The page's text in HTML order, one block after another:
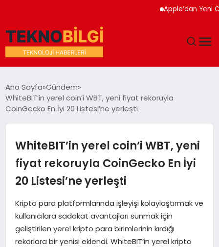
Apple’dan Yeni Cihaz
DÜNYA
MAGAZIN
SAĞLIK
SIYASET
Ana Sayfa Gündem
WhiteBIT’in yerel coin’i WBT, yeni fiyat rekoruyla
CoinGecko En İyi 20 Listesi’ne yerleşti
WhiteBIT’in yerel coin’i WBT, yeni
fiyat rekoruyla CoinGecko En İyi
20 Listesi’ne yerleşti
Kripto para platformlarında işleyişi kolaylaştırmak ve
kullanıcılara sadakat avantajları sunmak için
geliştirilen yerel kripto para birimlerinin kırdığı
rekorlara bir yenisi eklendi. WhiteBIT’in yerel kripto